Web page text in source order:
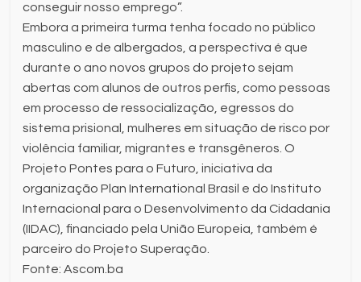
conseguir nosso emprego”.
Embora a primeira turma tenha focado no público
masculino e de albergados, a perspectiva é que
durante o ano novos grupos do projeto sejam
abertas com alunos de outros perfis, como pessoas
em processo de ressocialização, egressos do
sistema prisional, mulheres em situação de risco por
violência familiar, migrantes e transgêneros. O
Projeto Pontes para o Futuro, iniciativa da
organização Plan International Brasil e do Instituto
Internacional para o Desenvolvimento da Cidadania
(IIDAC), financiado pela União Europeia, também é
parceiro do Projeto Superação.
Fonte: Ascom.ba